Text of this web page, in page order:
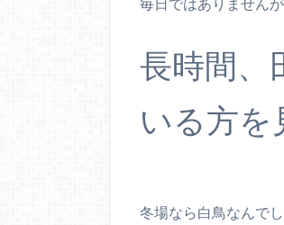
長時間、
いる方を
冬場なら白鳥なんで